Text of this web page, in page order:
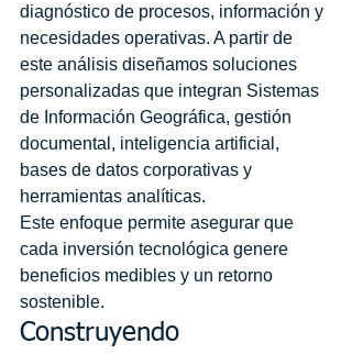
diagnóstico de procesos, información y
necesidades operativas. A partir de
este análisis diseñamos soluciones
personalizadas que integran Sistemas
de Información Geográfica, gestión
documental, inteligencia artificial,
bases de datos corporativas y
herramientas analíticas.
Este enfoque permite asegurar que
cada inversión tecnológica genere
beneficios medibles y un retorno
sostenible.
Construyendo